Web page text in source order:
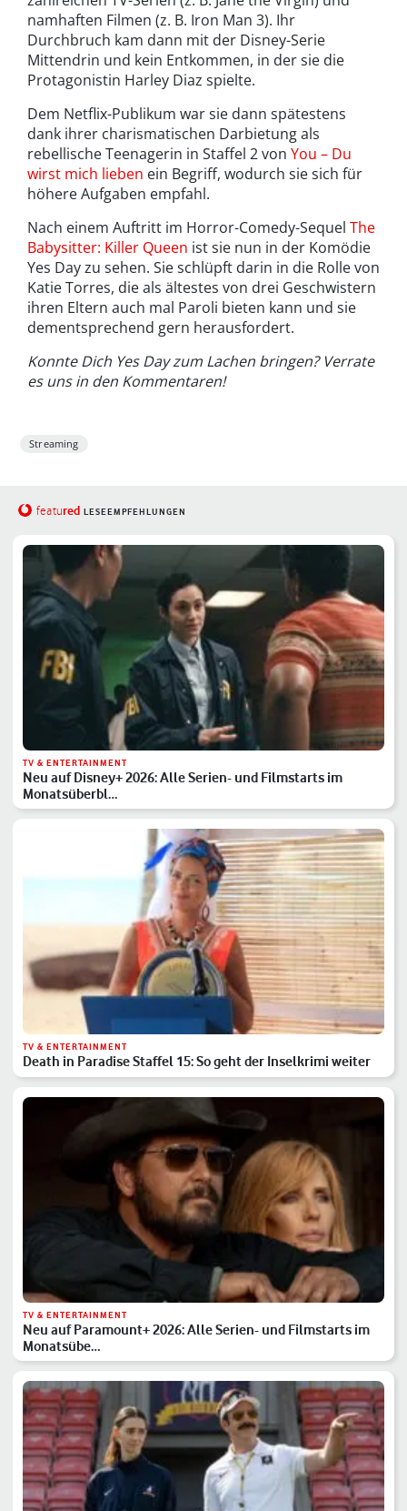
namhaften Filmen (z. B. Iron Man 3). Ihr
Durchbruch kam dann mit der Disney-Serie
Mittendrin und kein Entkommen, in der sie die
Protagonistin Harley Diaz spielte.
Dem Netflix-Publikum war sie dann spätestens
dank ihrer charismatischen Darbietung als
rebellische Teenagerin in Staffel 2 von You – Du
wirst mich lieben ein Begriff, wodurch sie sich für
höhere Aufgaben empfahl.
Nach einem Auftritt im Horror-Comedy-Sequel The
Babysitter: Killer Queen ist sie nun in der Komödie
Yes Day zu sehen. Sie schlüpft darin in die Rolle von
Katie Torres, die als ältestes von drei Geschwistern
ihren Eltern auch mal Paroli bieten kann und sie
dementsprechend gern herausfordert.
Konnte Dich Yes Day zum Lachen bringen? Verrate
es uns in den Kommentaren!
Streaming
featured LESEEMPFEHLUNGEN
TV & ENTERTAINMENT
Neu auf Disney+ 2026: Alle Serien- und Filmstarts im
Monatsüberbl…
TV & ENTERTAINMENT
Death in Paradise Staffel 15: So geht der Inselkrimi weiter
TV & ENTERTAINMENT
Neu auf Paramount+ 2026: Alle Serien- und Filmstarts im
Monatsübe…